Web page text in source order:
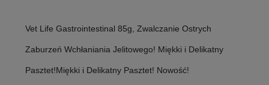
Vet Life Gastrointestinal 85g, Zwalczanie Ostrych
Zaburzeń Wchłaniania Jelitowego! Miękki i Delikatny
Pasztet!Miękki i Delikatny Pasztet! Nowość!